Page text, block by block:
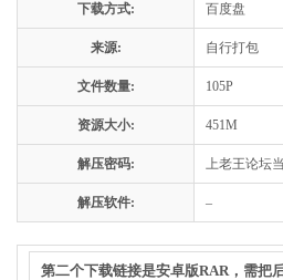
下载方式: 百度盘
来源: 自行打包
文件数量: 105P
资源大小: 451M
解压密码: 上老王论坛
解压软件: –
第二个下载链接是安卓版RAR，需把